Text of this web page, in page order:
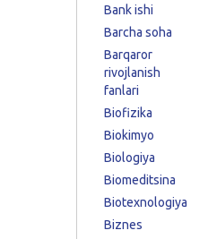
Bank ishi
Barcha soha
Barqaror
rivojlanish
fanlari
Biofizika
Biokimyo
Biologiya
Biomeditsina
Biotexnologiya
Biznes